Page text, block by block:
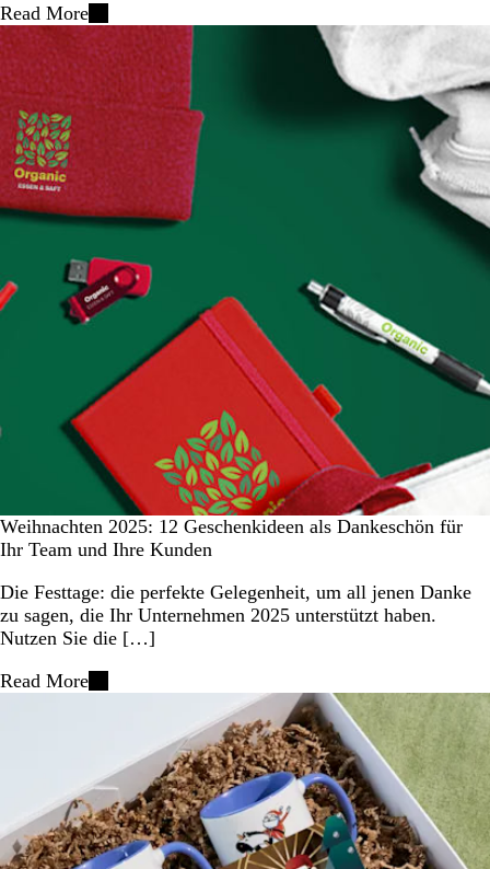
Read More
Weihnachten 2025: 12 Geschenkideen als Dankeschön für
Ihr Team und Ihre Kunden
Die Festtage: die perfekte Gelegenheit, um all jenen Danke
zu sagen, die Ihr Unternehmen 2025 unterstützt haben.
Nutzen Sie die […]
Read More